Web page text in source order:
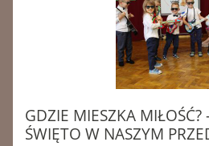
GDZIE MIESZKA MIŁOŚĆ?
ŚWIĘTO W NASZYM